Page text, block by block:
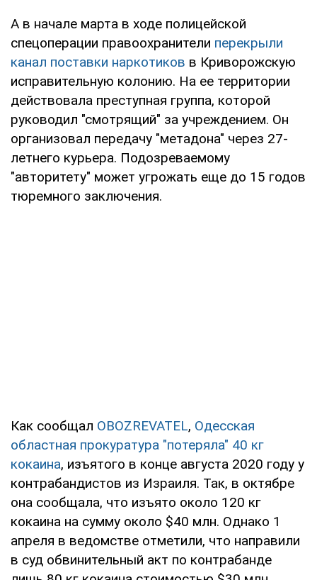
А в начале марта в ходе полицейской
спецоперации правоохранители перекрыли
канал поставки наркотиков в Криворожскую
исправительную колонию. На ее территории
действовала преступная группа, которой
руководил "смотрящий" за учреждением. Он
организовал передачу "метадона" через 27-
летнего курьера. Подозреваемому
"авторитету" может угрожать еще до 15 годов
тюремного заключения.
Как сообщал OBOZREVATEL, Одесская
областная прокуратура "потеряла" 40 кг
кокаина, изъятого в конце августа 2020 году у
контрабандистов из Израиля. Так, в октябре
она сообщала, что изъято около 120 кг
кокаина на сумму около $40 млн. Однако 1
апреля в ведомстве отметили, что направили
в суд обвинительный акт по контрабанде